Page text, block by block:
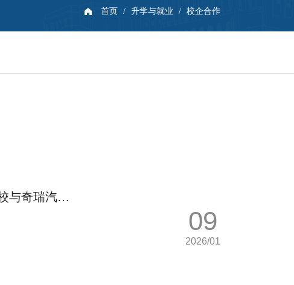
首页 / 升学与就业 / 校企合作
与奇瑞汽车
09
2026/01